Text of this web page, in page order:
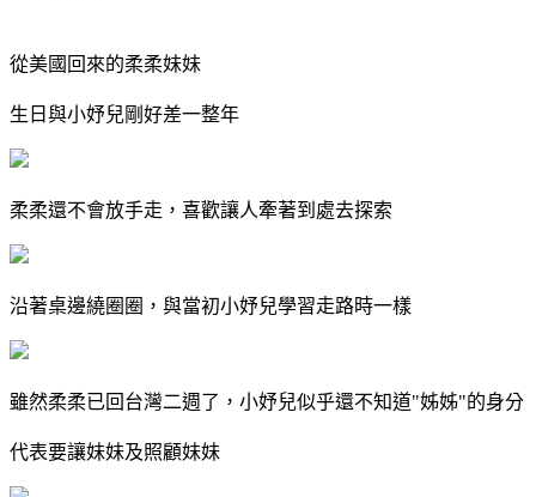
從美國回來的柔柔妹妹
生日與小妤兒剛好差一整年
柔柔還不會放手走，喜歡讓人牽著到處去探索
沿著桌邊繞圈圈，與當初小妤兒學習走路時一樣
雖然柔柔已回台灣二週了，小妤兒似乎還不知道"姊姊"的身分
代表要讓妹妹及照顧妹妹